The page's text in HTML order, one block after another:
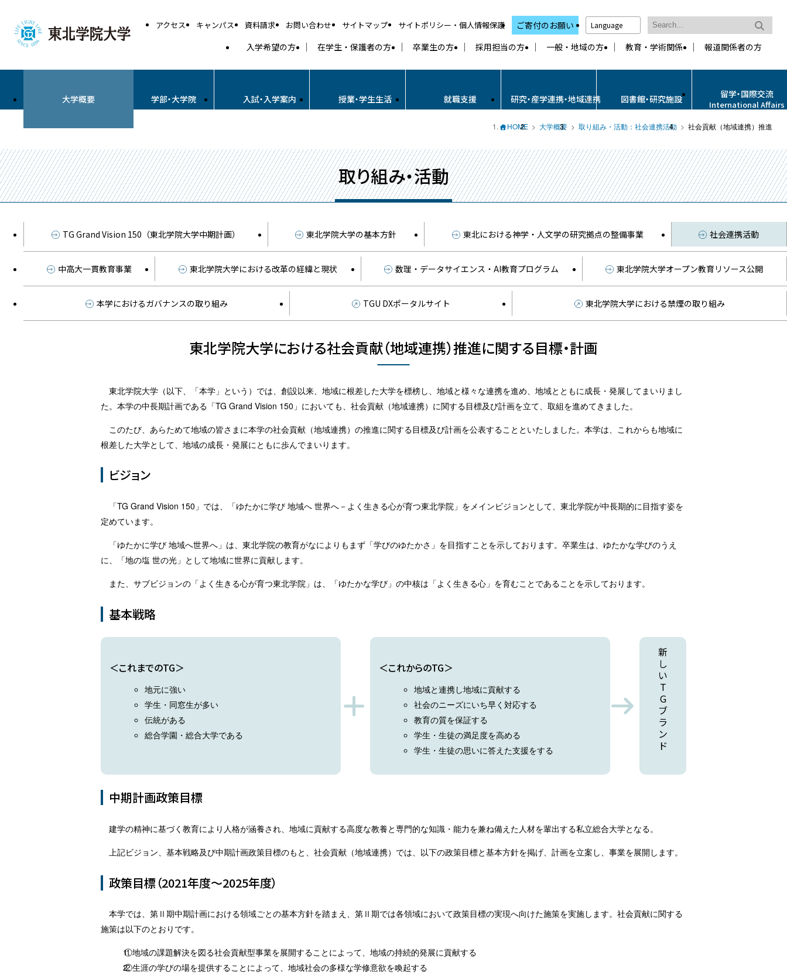
アクセス キャンパス 資料請求 お問い合わせ サイトマップ サイトポリシー・個人情報保護 ご寄付のお願い Language
入学希望の方 在学生・保護者の方 卒業生の方 採用担当の方 一般・地域の方 教育・学術関係 報道関係者の方
大学概要 学部・大学院 入試・入学案内 授業・学生生活 就職支援 研究・産学連携・地域連携 図書館・研究施設 留学・国際交流
International Affairs
HOME 大学概要 取り組み・活動：社会連携活動 社会貢献（地域連携）推進
取り組み・活動
TG Grand Vision 150（東北学院大学中期計画） 東北学院大学の基本方針 東北における神学・人文学の研究拠点の整備事業 社会連携活動
中高大一貫教育事業 東北学院大学における改革の経緯と現状 数理・データサイエンス・AI教育プログラム 東北学院大学オープン教育リソース公開
本学におけるガバナンスの取り組み TGU DXポータルサイト 東北学院大学における禁煙の取り組み
東北学院大学における社会貢献（地域連携）推進に関する目標・計画
東北学院大学（以下、「本学」という）では、創設以来、地域に根差した大学を標榜し、地域と様々な連携を進め、地域とともに成長・発展してまいりまし
た。本学の中長期計画である「TG Grand Vision 150」においても、社会貢献（地域連携）に関する目標及び計画を立て、取組を進めてきました。
このたび、あらためて地域の皆さまに本学の社会貢献（地域連携）の推進に関する目標及び計画を公表することといたしました。本学は、これからも地域に
根差した大学として、地域の成長・発展にともに歩んでまいります。
ビジョン
「TG Grand Vision 150」では、「ゆたかに学び 地域へ 世界へ－よく生きる心が育つ東北学院」をメインビジョンとして、東北学院が中長期的に目指す姿を
定めています。
「ゆたかに学び 地域へ世界へ」は、東北学院の教育がなによりもまず「学びのゆたかさ」を目指すことを示しております。卒業生は、ゆたかな学びのうえ
に、「地の塩 世の光」として地域に世界に貢献します。
また、サブビジョンの「よく生きる心が育つ東北学院」は、「ゆたかな学び」の中核は「よく生きる心」を育むことであることを示しております。
基本戦略
これまでのTG
地元に強い
学生・同窓生が多い
伝統がある
総合学園・総合大学である
これからのTG
地域と連携し地域に貢献する
社会のニーズにいち早く対応する
教育の質を保証する
学生・生徒の満足度を高める
学生・生徒の思いに答えた支援をする
新
し
い
T
G
ブ
ラ
ン
ド
中期計画政策目標
建学の精神に基づく教育により人格が涵養され、地域に貢献する高度な教養と専門的な知識・能力を兼ね備えた人材を輩出する私立総合大学となる。
上記ビジョン、基本戦略及び中期計画政策目標のもと、社会貢献（地域連携）では、以下の政策目標と基本方針を掲げ、計画を立案し、事業を展開します。
政策目標（2021年度～2025年度）
本学では、第Ⅱ期中期計画における領域ごとの基本方針を踏まえ、第Ⅱ期では各領域において政策目標の実現へ向けた施策を実施します。社会貢献に関する
施策は以下のとおりです。
①地域の課題解決を図る社会貢献型事業を展開することによって、地域の持続的発展に貢献する
②生涯の学びの場を提供することによって、地域社会の多様な学修意欲を喚起する